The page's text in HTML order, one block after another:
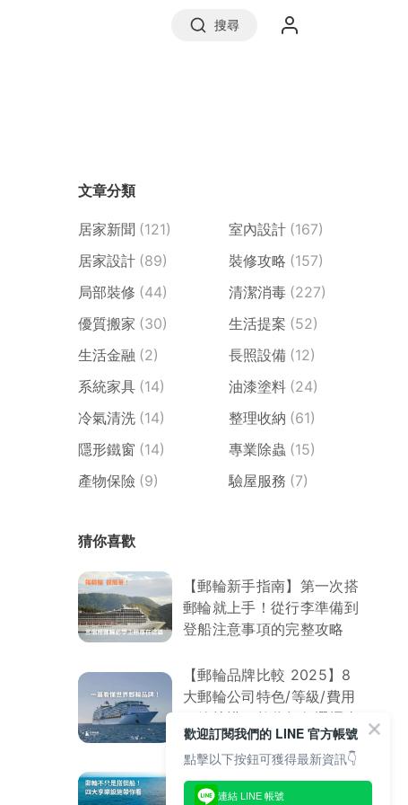
搜尋
文章分類
居家新聞 (121) 室內設計 (167)
居家設計 (89) 裝修攻略 (157)
局部裝修 (44) 清潔消毒 (227)
優質搬家 (30) 生活提案 (52)
生活金融 (2) 長照設備 (12)
系統家具 (14) 油漆塗料 (24)
冷氣清洗 (14) 整理收納 (61)
隱形鐵窗 (14) 專業除蟲 (15)
產物保險 (9) 驗屋服務 (7)
猜你喜歡
【郵輪新手指南】第一次搭
郵輪就上手！從行李準備到
登船注意事項的完整攻略
【郵輪品牌比較 2025】8
大郵輪公司特色/等級/費用
一篇搞懂！教你如何選擇命
定郵輪
【郵輪玩樂攻略】郵輪上到
歡迎訂閱我們的 LINE 官方帳號
點擊以下按鈕可獲得最新資訊👇
連結 LINE 帳號